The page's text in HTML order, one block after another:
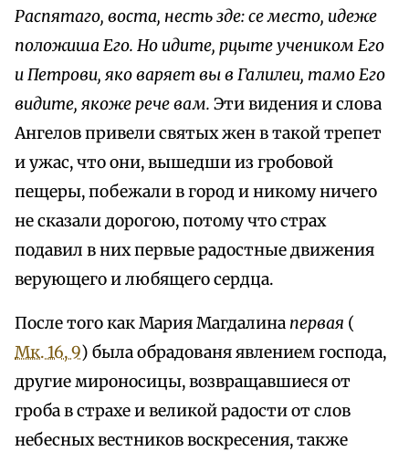
Распятаго, воста, несть зде: се место, идеже
положиша Его. Но идите, рцыте учеником Его
и Петрови, яко варяет вы в Галилеи, тамо Его
видите, якоже рече вам. Эти видения и слова
Ангелов привели святых жен в такой трепет
и ужас, что они, вышедши из гробовой
пещеры, побежали в город и никому ничего
не сказали дорогою, потому что страх
подавил в них первые радостные движения
верующего и любящего сердца.
После того как Мария Магдалина первая (
Мк. 16, 9) была обрадованя явлением господа,
другие мироносицы, возвращавшиеся от
гроба в страхе и великой радости от слов
небесных вестников воскресения, также